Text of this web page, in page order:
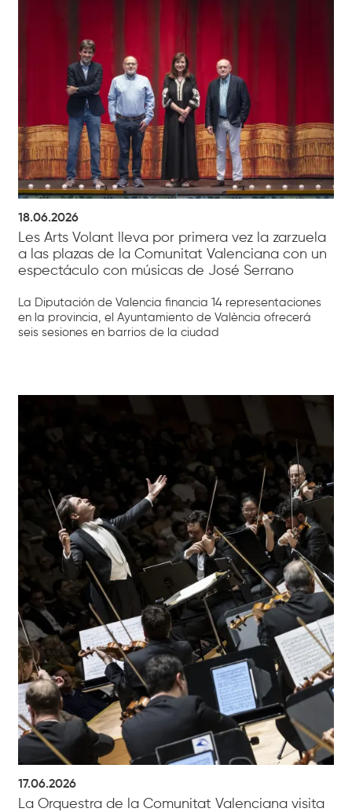
18.06.2026
Les Arts Volant lleva por primera vez la zarzuela
a las plazas de la Comunitat Valenciana con un
espectáculo con músicas de José Serrano
La Diputación de Valencia financia 14 representaciones
en la provincia, el Ayuntamiento de València ofrecerá
seis sesiones en barrios de la ciudad
17.06.2026
La Orquestra de la Comunitat Valenciana visita